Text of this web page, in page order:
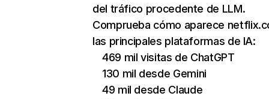
del tráfico procedente de LLM.
Comprueba cómo aparece
las principales plataformas de IA:
469 mil visitas de ChatGPT
130 mil desde Gemini
49 mil desde Claude